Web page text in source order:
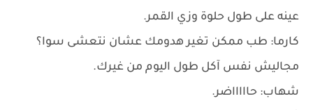
عينه على طول حلوة وزي القمر.
كارما: طب ممكن تغير هدومك عشان نتعشى سوا؟
مجاليش نفس آكل طول اليوم من غيرك.
شهاب: حاااااضر.